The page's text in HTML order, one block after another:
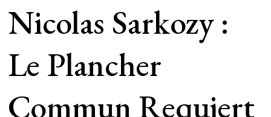
Nicolas Sarkozy :
Le Plancher
Commun Requiert